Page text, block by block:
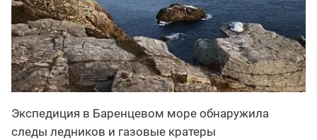
Экспедиция в Баренцевом море обнаружила
следы ледников и газовые кратеры